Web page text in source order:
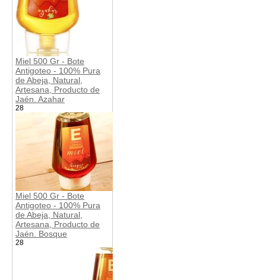
Miel 500 Gr - Bote
Antigoteo - 100% Pura
de Abeja, Natural,
Artesana, Producto de
Jaén. Azahar
28
Miel 500 Gr - Bote
Antigoteo - 100% Pura
de Abeja, Natural,
Artesana, Producto de
Jaén. Bosque
28